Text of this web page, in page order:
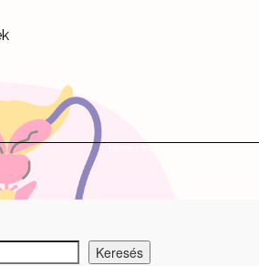
Keresés